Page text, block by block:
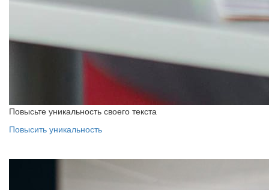
Повысьте уникальность своего текста
Повысить уникальность